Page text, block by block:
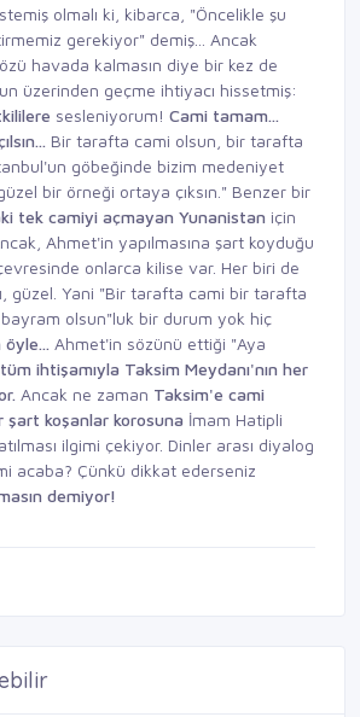
olmalı ki, kibarca, "Öncelikle şu
gerekiyor" demiş... Ancak
havada kalmasın diye bir kez de
üzerinden geçme ihtiyacı hissetmiş:
sesleniyorum! Cami tamam...
Bir tarafta cami olsun, bir tarafta
göbeğinde bizim medeniyet
güzel bir örneği ortaya çıksın." Benzer bir
tek camiyi açmayan Yunanistan için
Ahmet'in yapılmasına şart koyduğu
onlarca kilise var. Her biri de
güzel. Yani "Bir tarafta cami bir tarafta
olsun"luk bir durum yok hiç
öyle... Ahmet'in sözünü ettiği "Aya
tüm ihtişamıyla Taksim Meydanı'nın her
Ancak ne zaman Taksim'e cami
şart koşanlar korosuna İmam Hatipli
ilgimi çekiyor. Dinler arası diyalog
acaba? Çünkü dikkat ederseniz
demiyor!